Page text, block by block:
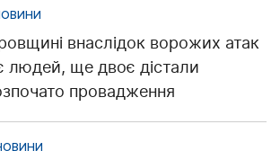
внаслідок ворожих атак
людей, ще двоє дістали
провадження